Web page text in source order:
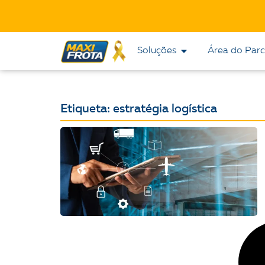
Soluções Área do
Etiqueta: estratégia logística